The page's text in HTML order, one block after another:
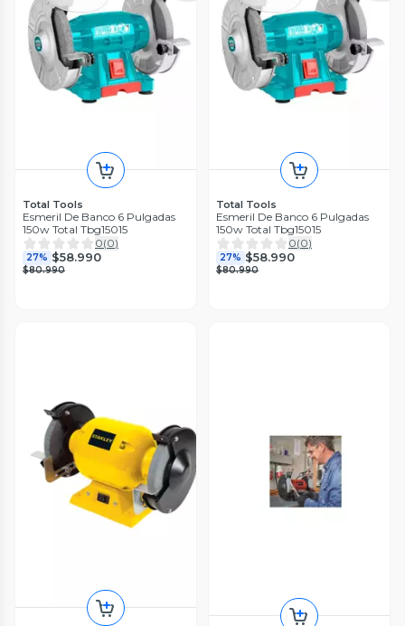
Total Tools
Esmeril De Banco 6 Pulgadas
150w Total Tbg15015
0(0)
27% $58.990
$80.990
Total Tools
Esmeril De Banco 6 Pulgadas
150w Total Tbg15015
0(0)
27% $58.990
$80.990